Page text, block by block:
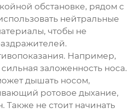
обстановке, рядом с
нейтральные
чтобы не
Например,
заложенность носа.
дышать носом,
ротовое дыхание,
Также не стоит начинать